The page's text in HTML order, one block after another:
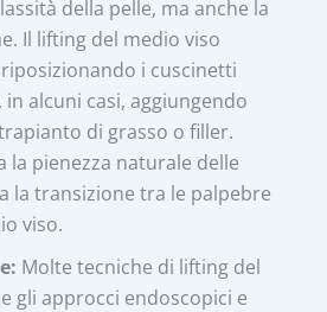
della pelle, ma anche la
Il lifting del medio viso
i cuscinetti
alcuni casi, aggiungendo
di grasso o filler.
la pienezza naturale delle
la transizione tra le palpebre
viso.
Molte tecniche di lifting del
gli approcci endoscopici e